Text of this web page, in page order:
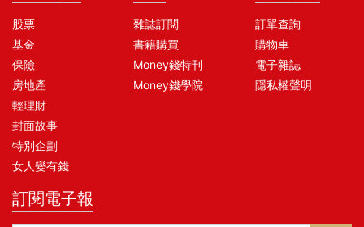
股票
基金
保險
房地產
輕理財
封面故事
特別企劃
女人變有錢
雜誌訂閱
書籍購買
Money錢特刊
Money錢學院
訂單查詢
購物車
電子雜誌
隱私權聲明
訂閱電子報